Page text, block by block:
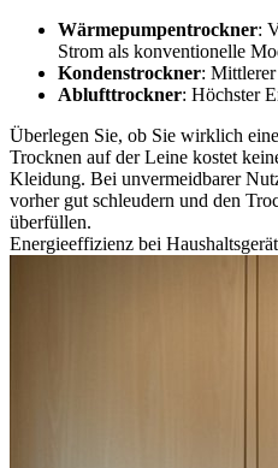
Wärmepumpentrockner:
Strom als konventionelle
Kondenstrockner:
Ablufttrockner: Höchster
Überlegen Sie, ob Sie wirklich
Trocknen auf der Leine kostet
Kleidung. Bei unvermeidbarer
vorher gut schleudern und den
überfüllen.
Energieeffizienz bei